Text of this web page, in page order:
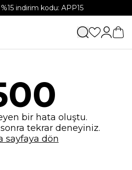
indirim kodu: APP15
bir hata oluştu.
tekrar deneyiniz.
sayfaya dön